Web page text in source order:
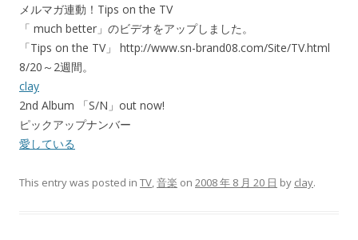
メルマガ連動！Tips on the TV
「 much better」のビデオをアップしました。
「Tips on the TV」 http://www.sn-brand08.com/Site/TV.html
8/20～2週間。
clay
2nd Album 「S/N」out now!
ピックアップナンバー
愛している
This entry was posted in TV,音楽 on 2008 年 8 月 20 日 by clay.